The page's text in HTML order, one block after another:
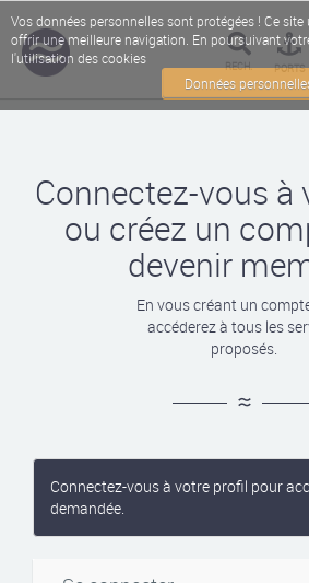
RECH. PORTS
Connectez-vous à
ou créez un
devenir
En vous créant un
accéderez à tous les
proposés.
Connectez-vous à votre profil pour
demandée.
Vos données personnelles sont protégées ! Ce
offrir une meilleure navigation. En poursuivant
l'utilisation des cookies
Données